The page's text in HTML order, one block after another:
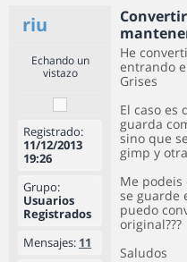
riu
Echando un
vistazo
Registrado:
11/12/2013
19:26
Grupo:
Usuarios
Registrados
Mensajes: 11
He
entrando
Grises
El caso es
guarda
sino que
gimp y
Me
se guarde
puedo
original???
Saludos